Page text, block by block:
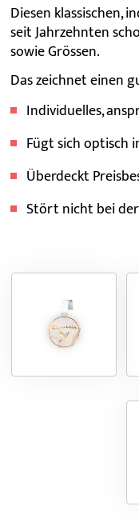
Diesen klassischen,
seit Jahrzehnten
sowie Grössen.
Das zeichnet einen
Individuelles,
Fügt sich optisch
Überdeckt
Stört nicht bei